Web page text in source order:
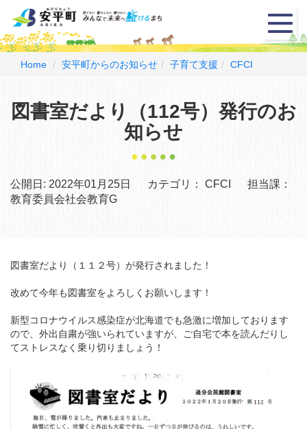
メ
ニ
ュ
Home 安平町からのお知らせ 子育て支援 CFCI
図書室だより（112号）発行のお
知らせ
公開日: 2022年01月25日 カテゴリ： CFCI
担当課：
教育委員会社会教育G
図書室だより（１１２号）が発行されました！
改めて今年も図書室をよろしくお願いします！
新型コロナウイルス感染症が北海道でも急激に増加しております
ので、外出自粛が強いられていますが、ご自宅で本を読んだりし
てストレスなく乗り切りましょう！